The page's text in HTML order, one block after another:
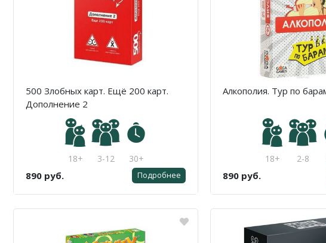
500 Злобных карт. Ещё 200 карт.
Дополнение 2
18+ 3-12 30+
890 руб. Подробнее
Алкополия. Тур по
18+ 2-8
890 руб.